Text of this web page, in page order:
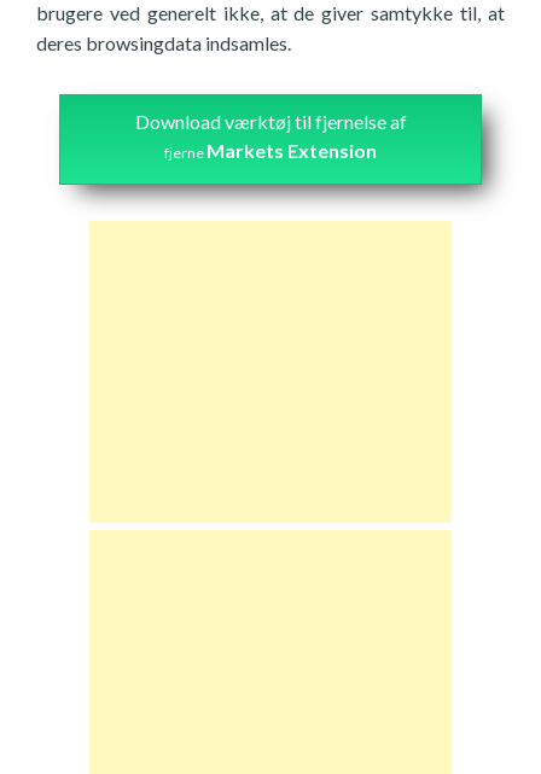
brugere ved generelt ikke, at de giver samtykke til, at
deres browsingdata indsamles.
Download værktøj til fjernelse af
fjerne Markets Extension